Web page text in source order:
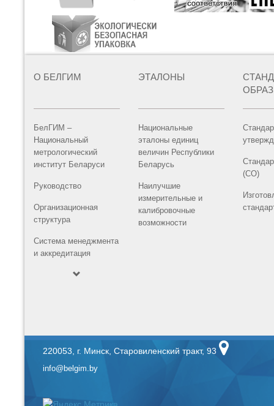
О БЕЛГИМ
БелГИМ –
Национальный
метрологический
институт Беларуси
Руководство
Организационная
структура
Система менеджмента
и аккредитация
ЭТАЛОНЫ
Национальные
эталоны единиц
величин Республики
Беларусь
Наилучшие
измерительные и
калибровочные
возможности
(СО)
220053, г. Минск, Старовиленский тракт, 93
info@belgim.by